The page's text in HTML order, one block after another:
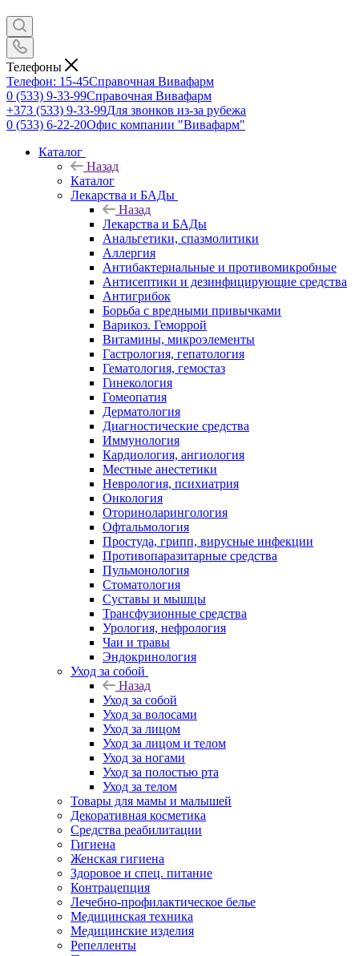
Телефоны
Телефон: 15-45Справочная Вивафарм
0 (533) 9-33-99Справочная Вивафарм
+373 (533) 9-33-99Для звонков из-за рубежа
0 (533) 6-22-20Офис компании "Вивафарм"
Каталог
Назад
Каталог
Лекарства и БАДы
Назад
Лекарства и БАДы
Анальгетики, спазмолитики
Аллергия
Антибактериальные и противомикробные
Антисептики и дезинфицирующие средства
Антигрибок
Борьба с вредными привычками
Варикоз. Геморрой
Витамины, микроэлементы
Гастрология, гепатология
Гематология, гемостаз
Гинекология
Гомеопатия
Дерматология
Диагностические средства
Иммунология
Кардиология, ангиология
Местные анестетики
Неврология, психиатрия
Онкология
Оториноларингология
Офтальмология
Простуда, грипп, вирусные инфекции
Противопаразитарные средства
Пульмонология
Стоматология
Суставы и мышцы
Трансфузионные средства
Урология, нефрология
Чаи и травы
Эндокринология
Уход за собой
Назад
Уход за собой
Уход за волосами
Уход за лицом
Уход за лицом и телом
Уход за ногами
Уход за полостью рта
Уход за телом
Товары для мамы и малышей
Декоративная косметика
Средства реабилитации
Гигиена
Женская гигиена
Здоровое и спец. питание
Контрацепция
Лечебно-профилактическое белье
Медицинская техника
Медицинские изделия
Репелленты